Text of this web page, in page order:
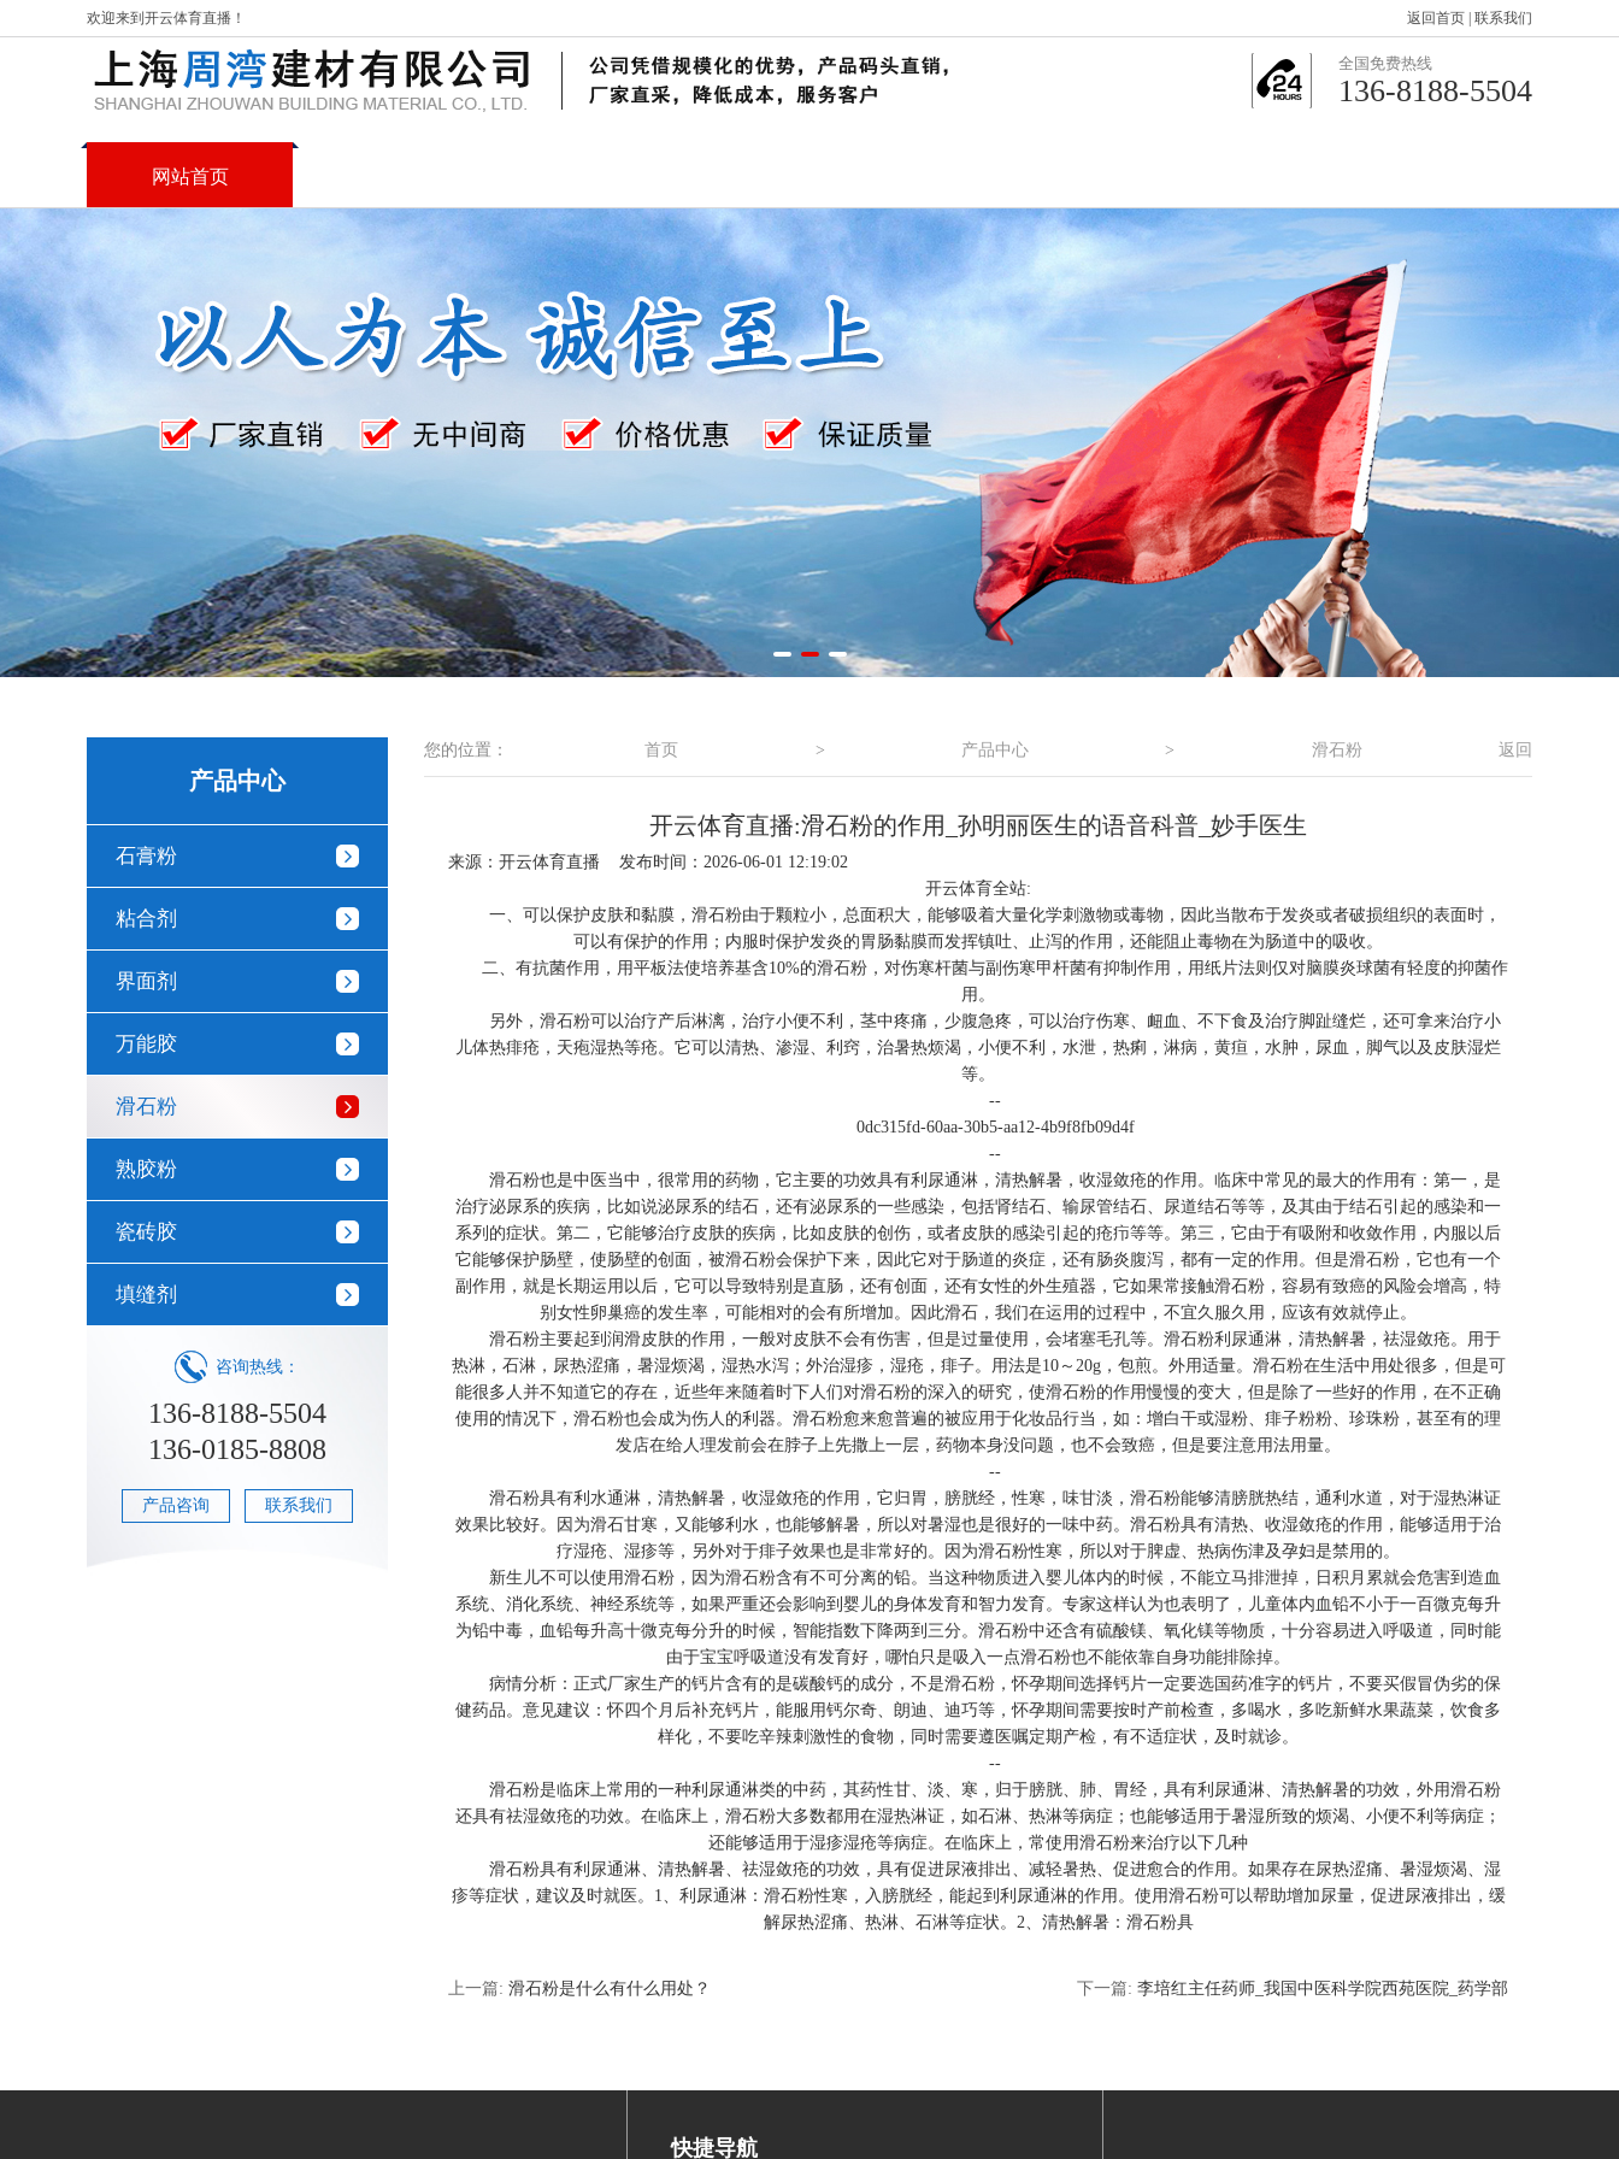
欢迎来到 开云体育直播 ！ 返回首页 联系我们
全国免费热线
136-8188-5504
网站首页
产品中心
石膏粉
粘合剂
界面剂
万能胶
滑石粉
熟胶粉
瓷砖胶
填缝剂
咨询热线：
136-8188-5504
136-0185-8808
产品咨询 联系我们
您的位置： 首页 > 产品中心 > 滑石粉 返回
开云体育直播:滑石粉的作用_孙明丽医生的语音科普_妙手医生
来源： 开云体育直播 发布时间：2026-06-01 12:19:02
开云体育全站:
一、可以保护皮肤和黏膜，滑石粉由于颗粒小，总面积大，能够吸着大量化学刺激物或毒物，因此当散布于发炎或者破损组织的表面时，
可以有保护的作用；内服时保护发炎的胃肠黏膜而发挥镇吐、止泻的作用，还能阻止毒物在为肠道中的吸收。
二、有抗菌作用，用平板法使培养基含10%的滑石粉，对伤寒杆菌与副伤寒甲杆菌有抑制作用，用纸片法则仅对脑膜炎球菌有轻度的抑菌作
用。
另外，滑石粉可以治疗产后淋漓，治疗小便不利，茎中疼痛，少腹急疼，可以治疗伤寒、衄血、不下食及治疗脚趾缝烂，还可拿来治疗小
儿体热痱疮，天疱湿热等疮。它可以清热、渗湿、利窍，治暑热烦渴，小便不利，水泄，热痢，淋病，黄疸，水肿，尿血，脚气以及皮肤湿烂
等。
--
0dc315fd-60aa-30b5-aa12-4b9f8fb09d4f
--
滑石粉也是中医当中，很常用的药物，它主要的功效具有利尿通淋，清热解暑，收湿敛疮的作用。临床中常见的最大的作用有：第一，是
治疗泌尿系的疾病，比如说泌尿系的结石，还有泌尿系的一些感染，包括肾结石、输尿管结石、尿道结石等等，及其由于结石引起的感染和一
系列的症状。第二，它能够治疗皮肤的疾病，比如皮肤的创伤，或者皮肤的感染引起的疮疖等等。第三，它由于有吸附和收敛作用，内服以后
它能够保护肠壁，使肠壁的创面，被滑石粉会保护下来，因此它对于肠道的炎症，还有肠炎腹泻，都有一定的作用。但是滑石粉，它也有一个
副作用，就是长期运用以后，它可以导致特别是直肠，还有创面，还有女性的外生殖器，它如果常接触滑石粉，容易有致癌的风险会增高，特
别女性卵巢癌的发生率，可能相对的会有所增加。因此滑石，我们在运用的过程中，不宜久服久用，应该有效就停止。
滑石粉主要起到润滑皮肤的作用，一般对皮肤不会有伤害，但是过量使用，会堵塞毛孔等。滑石粉利尿通淋，清热解暑，祛湿敛疮。用于
热淋，石淋，尿热涩痛，暑湿烦渴，湿热水泻；外治湿疹，湿疮，痱子。用法是10～20g，包煎。外用适量。滑石粉在生活中用处很多，但是可
能很多人并不知道它的存在，近些年来随着时下人们对滑石粉的深入的研究，使滑石粉的作用慢慢的变大，但是除了一些好的作用，在不正确
使用的情况下，滑石粉也会成为伤人的利器。滑石粉愈来愈普遍的被应用于化妆品行当，如：增白干或湿粉、痱子粉粉、珍珠粉，甚至有的理
发店在给人理发前会在脖子上先撒上一层，药物本身没问题，也不会致癌，但是要注意用法用量。
--
滑石粉具有利水通淋，清热解暑，收湿敛疮的作用，它归胃，膀胱经，性寒，味甘淡，滑石粉能够清膀胱热结，通利水道，对于湿热淋证
效果比较好。因为滑石甘寒，又能够利水，也能够解暑，所以对暑湿也是很好的一味中药。滑石粉具有清热、收湿敛疮的作用，能够适用于治
疗湿疮、湿疹等，另外对于痱子效果也是非常好的。因为滑石粉性寒，所以对于脾虚、热病伤津及孕妇是禁用的。
新生儿不可以使用滑石粉，因为滑石粉含有不可分离的铅。当这种物质进入婴儿体内的时候，不能立马排泄掉，日积月累就会危害到造血
系统、消化系统、神经系统等，如果严重还会影响到婴儿的身体发育和智力发育。专家这样认为也表明了，儿童体内血铅不小于一百微克每升
为铅中毒，血铅每升高十微克每分升的时候，智能指数下降两到三分。滑石粉中还含有硫酸镁、氧化镁等物质，十分容易进入呼吸道，同时能
由于宝宝呼吸道没有发育好，哪怕只是吸入一点滑石粉也不能依靠自身功能排除掉。
病情分析：正式厂家生产的钙片含有的是碳酸钙的成分，不是滑石粉，怀孕期间选择钙片一定要选国药准字的钙片，不要买假冒伪劣的保
健药品。意见建议：怀四个月后补充钙片，能服用钙尔奇、朗迪、迪巧等，怀孕期间需要按时产前检查，多喝水，多吃新鲜水果蔬菜，饮食多
样化，不要吃辛辣刺激性的食物，同时需要遵医嘱定期产检，有不适症状，及时就诊。
--
滑石粉是临床上常用的一种利尿通淋类的中药，其药性甘、淡、寒，归于膀胱、肺、胃经，具有利尿通淋、清热解暑的功效，外用滑石粉
还具有祛湿敛疮的功效。在临床上，滑石粉大多数都用在湿热淋证，如石淋、热淋等病症；也能够适用于暑湿所致的烦渴、小便不利等病症；
还能够适用于湿疹湿疮等病症。在临床上，常使用滑石粉来治疗以下几种
滑石粉具有利尿通淋、清热解暑、祛湿敛疮的功效，具有促进尿液排出、减轻暑热、促进愈合的作用。如果存在尿热涩痛、暑湿烦渴、湿
疹等症状，建议及时就医。1、利尿通淋：滑石粉性寒，入膀胱经，能起到利尿通淋的作用。使用滑石粉可以帮助增加尿量，促进尿液排出，缓
解尿热涩痛、热淋、石淋等症状。2、清热解暑：滑石粉具
上一篇: 滑石粉是什么有什么用处？ 下一篇: 李培红主任药师_我国中医科学院西苑医院_药学部
快捷导航